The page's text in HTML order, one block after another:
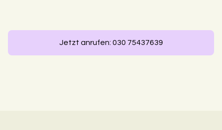
Jetzt anrufen: 030 75437639